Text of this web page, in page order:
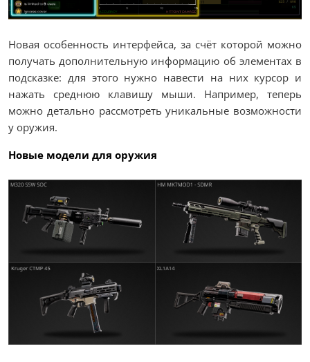
Новая особенность интерфейса, за счёт которой можно
получать дополнительную информацию об элементах в
подсказке: для этого нужно навести на них курсор и
нажать среднюю клавишу мыши. Например, теперь
можно детально рассмотреть уникальные возможности
у оружия.
Новые модели для оружия